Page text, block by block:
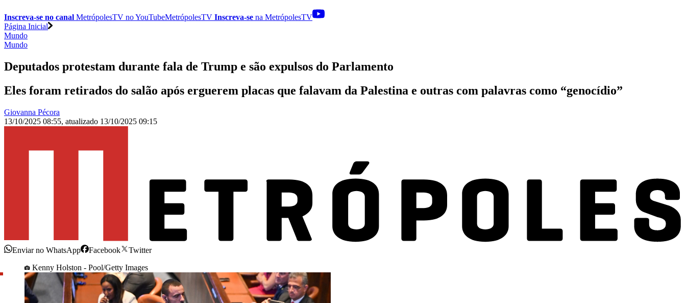
Inscreva-se no canal MetrópolesTV noYouTubeMetrópolesTV Inscreva-se na MetrópolesTV
Página Inicial
Mundo
Mundo
Deputados protestam durante fala de Trump e são expulsos do Parlamento
Eles foram retirados do salão após erguerem placas que falavam da Palestina e outras com palavras como “genocídio”
Giovanna Pécora
13/10/2025 08:55, atualizado 13/10/2025 09:15
Enviar no WhatsApp Facebook
Twitter
Kenny Holston - Pool/Getty Images